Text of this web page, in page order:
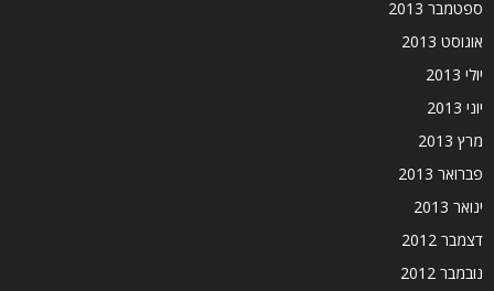
ספטמבר 2013
אוגוסט 2013
יולי 2013
יוני 2013
מרץ 2013
פברואר 2013
ינואר 2013
דצמבר 2012
נובמבר 2012